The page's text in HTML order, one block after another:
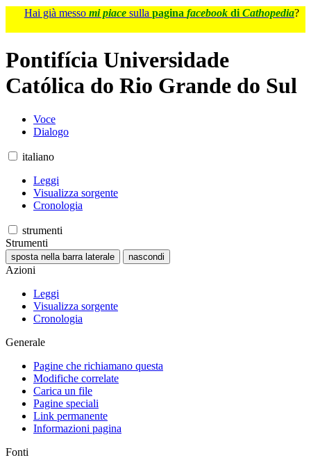
Hai già messo mi piace sulla pagina facebook di Cathopedia?
Pontifícia Universidade
Católica do Rio Grande do Sul
Voce
Dialogo
italiano
Leggi
Visualizza sorgente
Cronologia
strumenti
Strumenti
sposta nella barra laterale nascondi
Azioni
Leggi
Visualizza sorgente
Cronologia
Generale
Pagine che richiamano questa
Modifiche correlate
Carica un file
Pagine speciali
Link permanente
Informazioni pagina
Fonti